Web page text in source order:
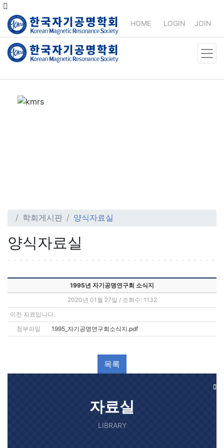
LOGIN JOIN
HOME
학회게시판 양식자료실
양식자료실
1995년 자기공명연구회 소식지
2020년 01월 27일 / 조회수: 1132
이전 자료입니다.
첨부파일
1995_자기공명연구회소식지.pdf
자료실
LIBRARY